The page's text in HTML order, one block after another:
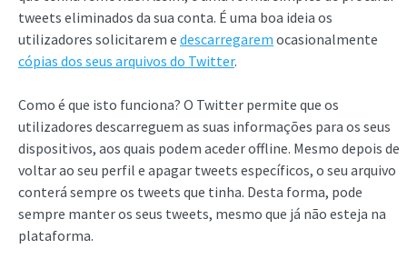
tweets eliminados da sua conta. É uma boa ideia os
utilizadores solicitarem e descarregarem ocasionalmente
cópias dos seus arquivos do Twitter.
Como é que isto funciona? O Twitter permite que os
utilizadores descarreguem as suas informações para os seus
dispositivos, aos quais podem aceder offline. Mesmo depois de
voltar ao seu perfil e apagar tweets específicos, o seu arquivo
conterá sempre os tweets que tinha. Desta forma, pode
sempre manter os seus tweets, mesmo que já não esteja na
plataforma.